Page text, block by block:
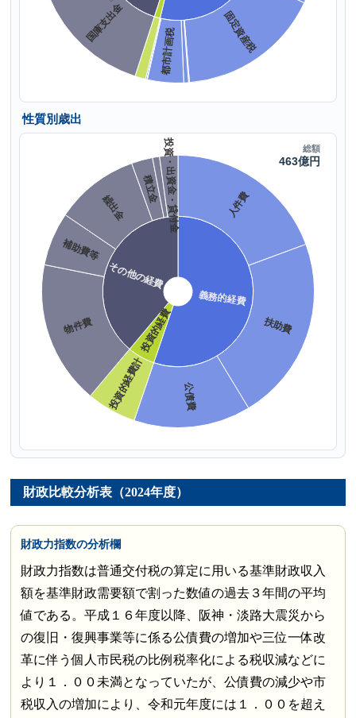
性質別歳出
財政比較分析表（2024年度）
財政力指数の分析欄
財政力指数は普通交付税の算定に用いる基準財政収入
額を基準財政需要額で割った数値の過去３年間の平均
値である。平成１６年度以降、阪神・淡路大震災から
の復旧・復興事業等に係る公債費の増加や三位一体改
革に伴う個人市民税の比例税率化による税収減などに
より１．００未満となっていたが、公債費の減少や市
税収入の増加により、令和元年度には１．００を超え